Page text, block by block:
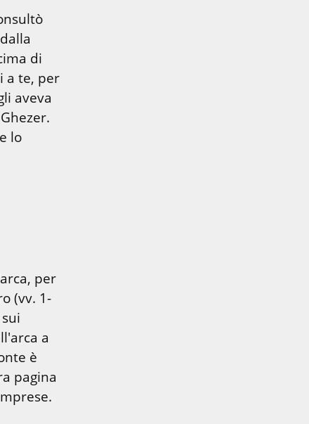
di
a te, per
aveva
lo
per
(vv. 1-
a
è
pagina